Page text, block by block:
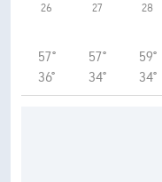
26
57°
36°
27
57°
34°
28
59°
34°